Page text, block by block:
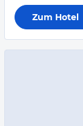
Zum Hotel